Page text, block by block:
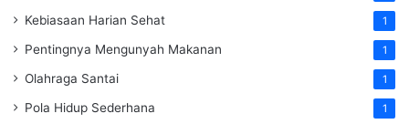
Kebiasaan Harian Sehat 1
Pentingnya Mengunyah Makanan 1
Olahraga Santai 1
Pola Hidup Sederhana 1